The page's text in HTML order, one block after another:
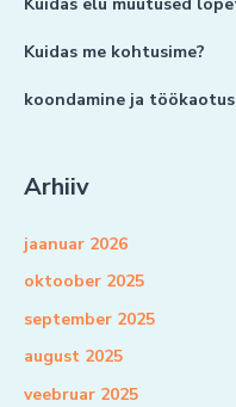
Kuidas me kohtusime?
koondamine ja töökaotus
Arhiiv
jaanuar 2026
oktoober 2025
september 2025
august 2025
veebruar 2025